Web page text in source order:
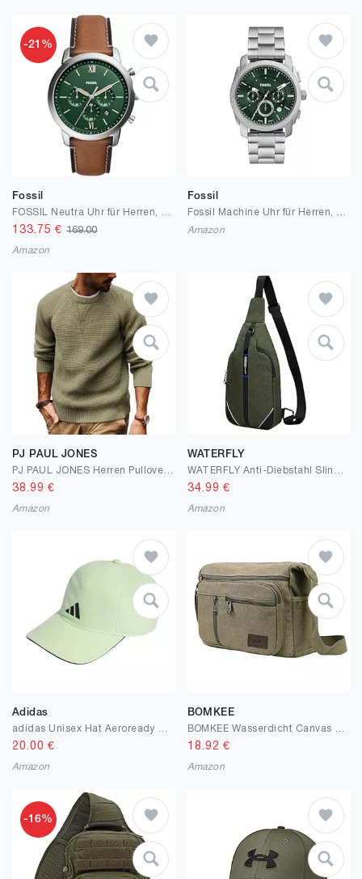
-21%
Fossil
133.75 €169.00
Amazon
Fossil
Amazon
PJ PAUL JONES
38.99 €
Amazon
WATERFLY
34.99 €
Amazon
Adidas
20.00 €
Amazon
BOMKEE
18.92 €
Amazon
-16%